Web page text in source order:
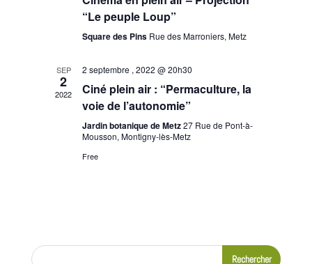
“Le peuple Loup”
Square des Pins Rue des Marroniers, Metz
SEP
2
2022
2 septembre , 2022 @ 20h30
Ciné plein air : “Permaculture, la
voie de l’autonomie”
Jardin botanique de Metz27 Rue de Pont-à-
Mousson, Montigny-lès-Metz
Free